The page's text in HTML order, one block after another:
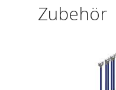
Zubehör